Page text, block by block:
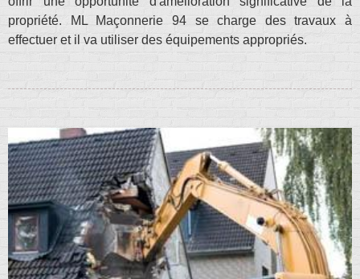
propriété. ML Maçonnerie 94 se charge des travaux à
effectuer et il va utiliser des équipements appropriés.